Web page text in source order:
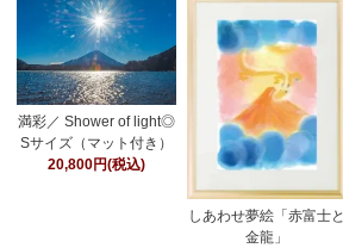
満彩／ Shower of light◎
Sサイズ（マット付き）
20,800円(税込)
しあわせ夢絵「赤富士と
金龍」